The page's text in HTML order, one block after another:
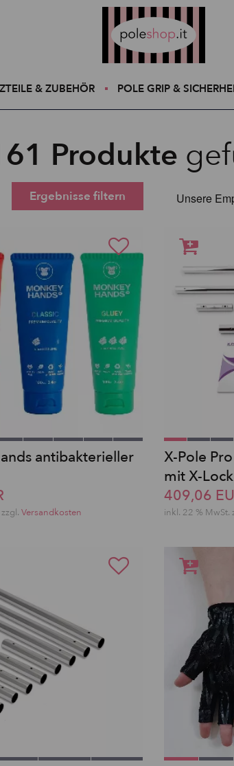
& ZUBEHÖR POLE GRIP &
Produkte
Ergebnisse filtern
antibakterieller
zzgl. Versandkosten
X-Pole
mit X-Lock
409,06
inkl. 22 % MwSt.